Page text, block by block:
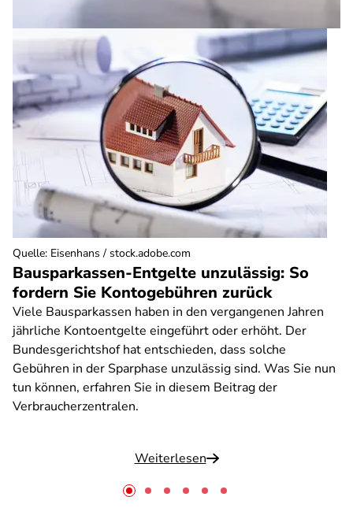
Bausparkassen-Entgelte unzulässig: So
fordern Sie Kontogebühren zurück
Viele Bausparkassen haben in den vergangenen Jahren
jährliche Kontoentgelte eingeführt oder erhöht. Der
Bundesgerichtshof hat entschieden, dass solche
Gebühren in der Sparphase unzulässig sind. Was Sie nun
tun können, erfahren Sie in diesem Beitrag der
Verbraucherzentralen.
Weiterlesen
Quelle: Eisenhans / stock.adobe.com